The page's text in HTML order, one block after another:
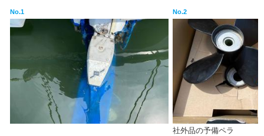
No.1 No.2
社外品の予備ペラ